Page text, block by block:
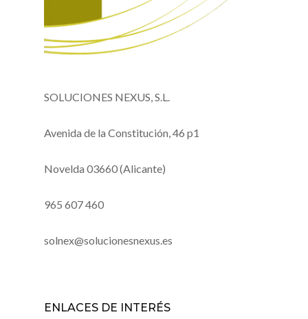
SOLUCIONES NEXUS, S.L.
Avenida de la Constitución, 46 p1
Novelda 03660 (Alicante)
965 607 460
solnex@solucionesnexus.es
ENLACES DE INTERÉS